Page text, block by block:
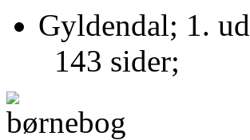
Gyldendal; 1.
143 sider;